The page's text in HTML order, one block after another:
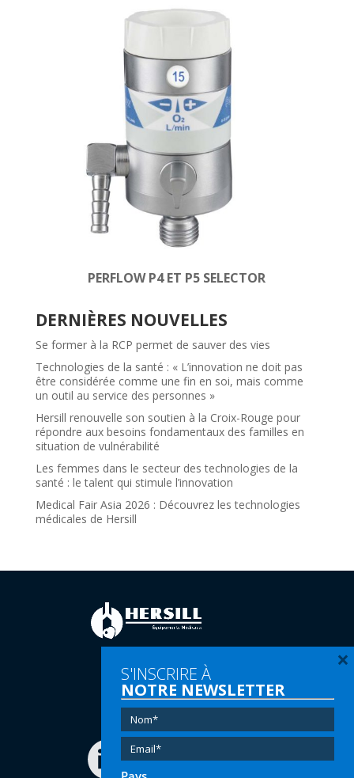
PERFLOW P4 ET P5 SELECTOR
DERNIÈRES NOUVELLES
Se former à la RCP permet de sauver des vies
Technologies de la santé : « L’innovation ne doit pas
être considérée comme une fin en soi, mais comme
un outil au service des personnes »
Hersill renouvelle son soutien à la Croix-Rouge pour
répondre aux besoins fondamentaux des familles en
situation de vulnérabilité
Les femmes dans le secteur des technologies de la
santé : le talent qui stimule l’innovation
Medical Fair Asia 2026 : Découvrez les technologies
médicales de Hersill
Tel:(+34) 91 616 60 00
Email:info@hersill.com
S'INSCRIRE À
NOTRE NEWSLETTER
×